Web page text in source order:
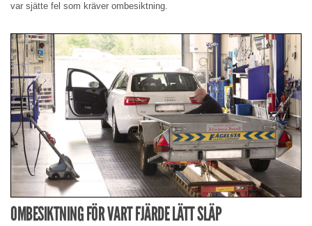
var sjätte fel som kräver ombesiktning.
OMBESIKTNING FÖR VART FJÄRDE LÄTT SLÄP